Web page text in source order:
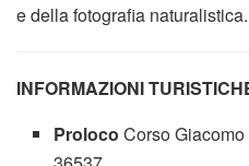
e della fotografia naturalistica.
INFORMAZIONI
Proloco Corso Giacomo